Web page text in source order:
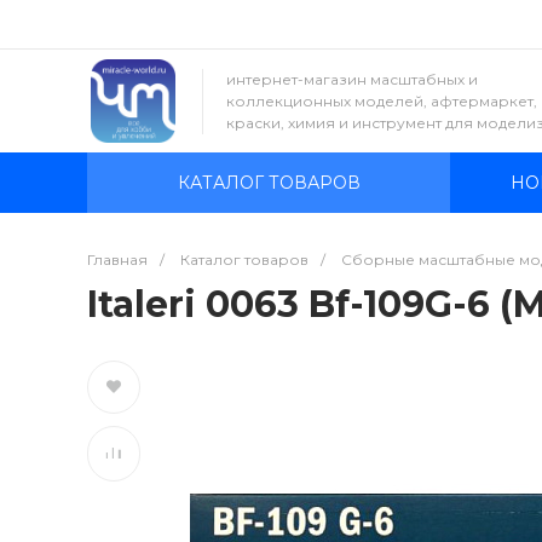
интернет-магазин масштабных и
коллекционных моделей, афтермаркет,
краски, химия и инструмент для
КАТАЛОГ ТОВАРОВ
Главная / Каталог товаров / Сборные масштабные
Italeri 0063 Bf-109G-6